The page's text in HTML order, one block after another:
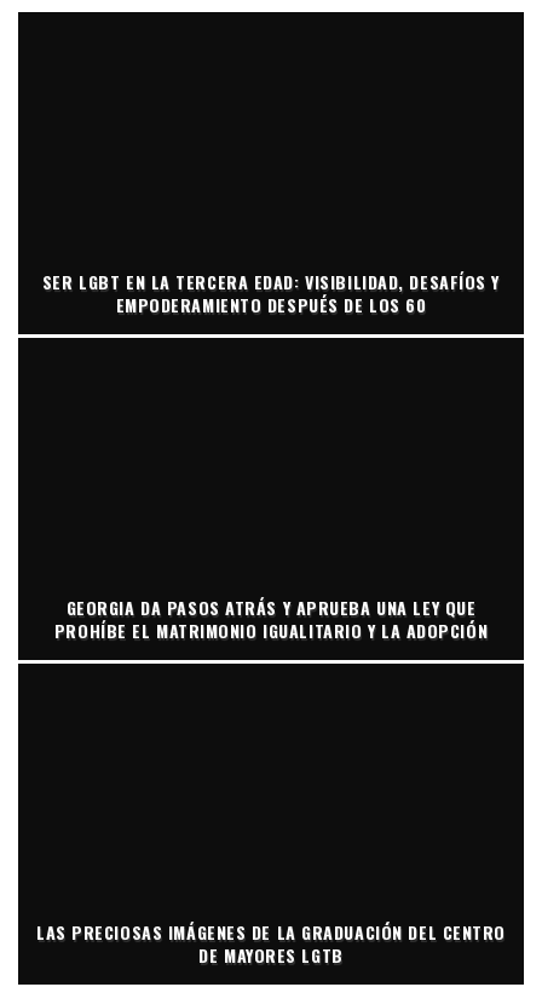
SER LGBT EN LA TERCERA EDAD: VISIBILIDAD, DESAFÍOS Y
EMPODERAMIENTO DESPUÉS DE LOS 60
GEORGIA DA PASOS ATRÁS Y APRUEBA UNA LEY QUE
PROHÍBE EL MATRIMONIO IGUALITARIO Y LA ADOPCIÓN
LAS PRECIOSAS IMÁGENES DE LA GRADUACIÓN DEL CENTRO
DE MAYORES LGTB